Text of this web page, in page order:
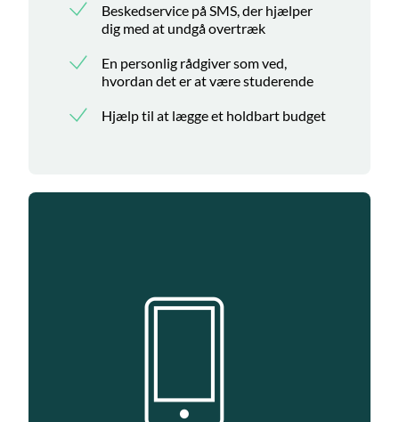
Beskedservice på SMS, der hjælper
dig med at undgå overtræk
En personlig rådgiver som ved,
hvordan det er at være studerende
Hjælp til at lægge et holdbart budget